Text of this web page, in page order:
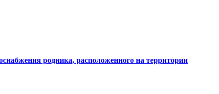
родника, расположенного на территории